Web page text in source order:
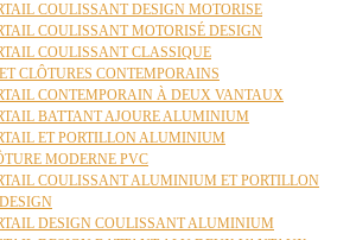
COULISSANT DESIGN MOTORISE
COULISSANT MOTORISÉ DESIGN
COULISSANT CLASSIQUE
CLÔTURES CONTEMPORAINS
CONTEMPORAIN À DEUX VANTAUX
BATTANT AJOURE ALUMINIUM
ET PORTILLON ALUMINIUM
MODERNE PVC
COULISSANT ALUMINIUM ET PORTILLON
DESIGN COULISSANT ALUMINIUM